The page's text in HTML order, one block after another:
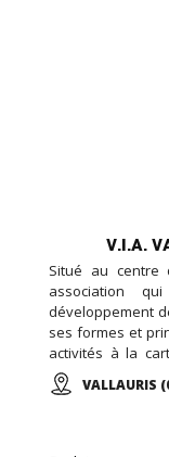
V.I.A.
Situé au centre
association
développement
ses formes et
activités à la
d’élèves et
VALLAURIS